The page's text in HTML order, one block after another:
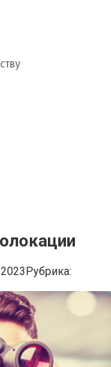
Рубрика: